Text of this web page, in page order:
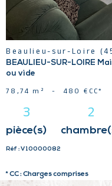
Beaulieu-sur-Loire
BEAULIEU-SUR-LOIRE
ou vide
78,74 m² - 480 € CC*
3
pièce(s)
2
Réf : V10000082
* CC : Charges comprises